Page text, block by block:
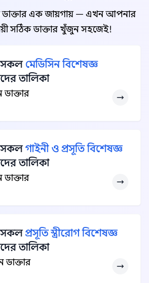
ডাক্তার এক জায়গায় — এখন আপনার
সঠিক ডাক্তার খুঁজুন সহজেই!
সকলমেডিসিন বিশেষজ্ঞ
তালিকা
সকলগাইনী ও প্রসূতি বিশেষজ্ঞ
তালিকা
সকলপ্রসূতি স্ত্রীরোগ বিশেষজ্ঞ
তালিকা